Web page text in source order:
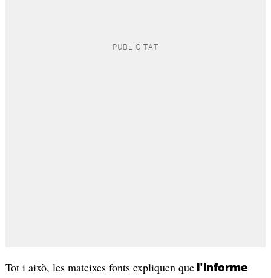
Tot i això, les mateixes fonts expliquen quel'informe